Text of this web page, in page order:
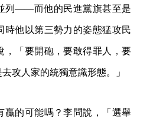
列——而他的民進黨旗甚至是
時他以第三勢力的姿態猛攻民
，「要開砲，要敢得罪人，要
攻人家的統獨意識形態。」
贏的可能嗎？李問說，「選舉